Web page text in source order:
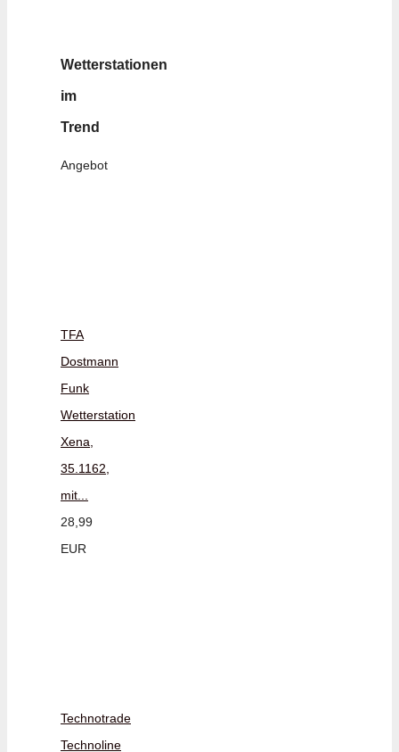
Wetterstationen
im
Trend
Angebot
TFA
Dostmann
Funk
Wetterstation
Xena,
35.1162,
mit...
28,99
EUR
Technotrade
Technoline